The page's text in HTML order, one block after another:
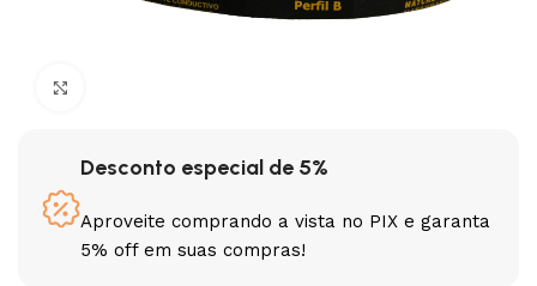
Desconto especial de 5%
Aproveite comprando a vista no PIX e garanta
5% off em suas compras!